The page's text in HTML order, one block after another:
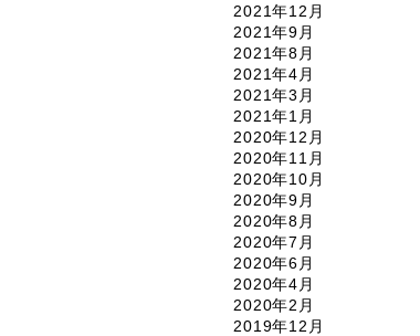
2021年12月
2021年9月
2021年8月
2021年4月
2021年3月
2021年1月
2020年12月
2020年11月
2020年10月
2020年9月
2020年8月
2020年7月
2020年6月
2020年4月
2020年2月
2019年12月